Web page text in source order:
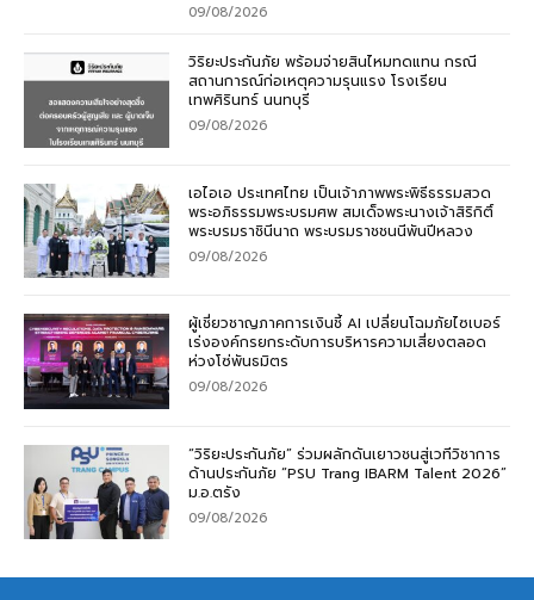
09/08/2026
วิริยะประกันภัย พร้อมจ่ายสินไหมทดแทน กรณี
สถานการณ์ก่อเหตุความรุนแรง โรงเรียน
เทพศิรินทร์ นนทบุรี
09/08/2026
เอไอเอ ประเทศไทย เป็นเจ้าภาพพระพิธีธรรมสวด
พระอภิธรรมพระบรมศพ สมเด็จพระนางเจ้าสิริกิติ์
พระบรมราชินีนาถ พระบรมราชชนนีพันปีหลวง
09/08/2026
ผู้เชี่ยวชาญภาคการเงินชี้ AI เปลี่ยนโฉมภัยไซเบอร์
เร่งองค์กรยกระดับการบริหารความเสี่ยงตลอด
ห่วงโซ่พันธมิตร
09/08/2026
“วิริยะประกันภัย” ร่วมผลักดันเยาวชนสู่เวทีวิชาการ
ด้านประกันภัย “PSU Trang IBARM Talent 2026”
ม.อ.ตรัง
09/08/2026